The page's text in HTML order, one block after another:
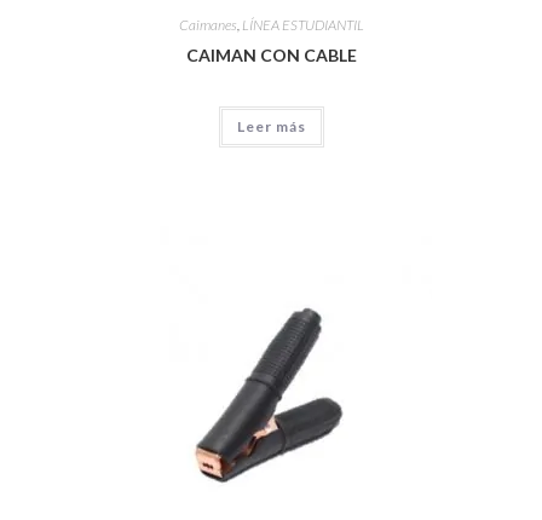
Caimanes, LÍNEA ESTUDIANTIL
CAIMAN CON CABLE
Leer más